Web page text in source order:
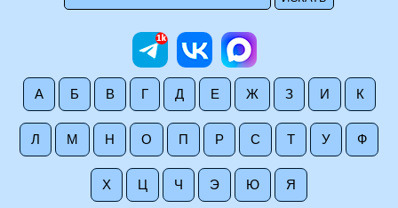
А Б В Г Д Е Ж З И К
Л М Н О П Р С Т У Ф
Х Ц Ч Э Ю Я